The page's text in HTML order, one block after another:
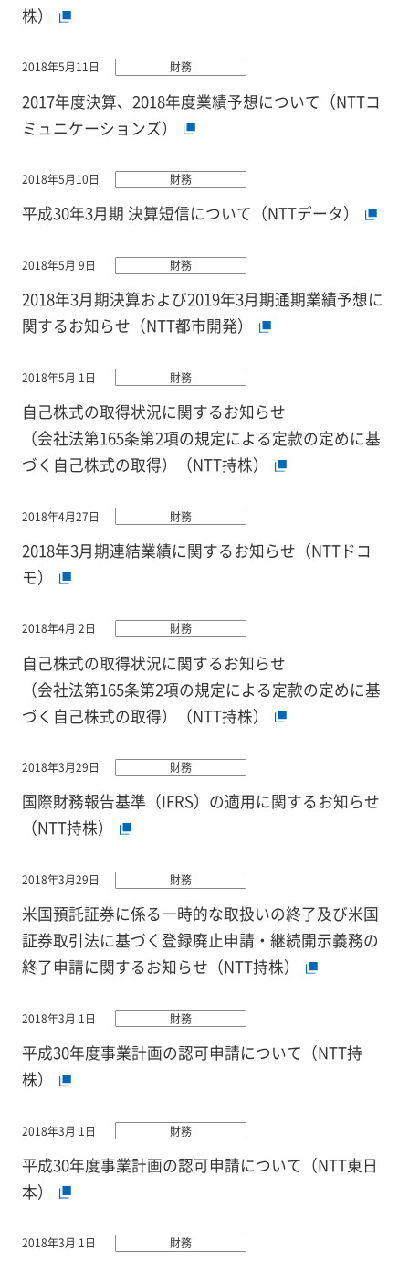
株）
2018年5月11日 財務
2017年度決算、2018年度業績予想について（NTTコ
ミュニケーションズ）
2018年5月10日 財務
平成30年3月期 決算短信について（NTTデータ）
2018年5月 9日 財務
2018年3月期決算および2019年3月期通期業績予想に
関するお知らせ（NTT都市開発）
2018年5月 1日 財務
自己株式の取得状況に関するお知らせ
（会社法第165条第2項の規定による定款の定めに基
づく自己株式の取得）（NTT持株）
2018年4月27日 財務
2018年3月期連結業績に関するお知らせ（NTTドコ
モ）
2018年4月 2日 財務
自己株式の取得状況に関するお知らせ
（会社法第165条第2項の規定による定款の定めに基
づく自己株式の取得）（NTT持株）
2018年3月29日 財務
国際財務報告基準（IFRS）の適用に関するお知らせ
（NTT持株）
2018年3月29日 財務
米国預託証券に係る一時的な取扱いの終了及び米国
証券取引法に基づく登録廃止申請・継続開示義務の
終了申請に関するお知らせ（NTT持株）
2018年3月 1日 財務
平成30年度事業計画の認可申請について（NTT持
株）
2018年3月 1日 財務
平成30年度事業計画の認可申請について（NTT東日
本）
2018年3月 1日 財務